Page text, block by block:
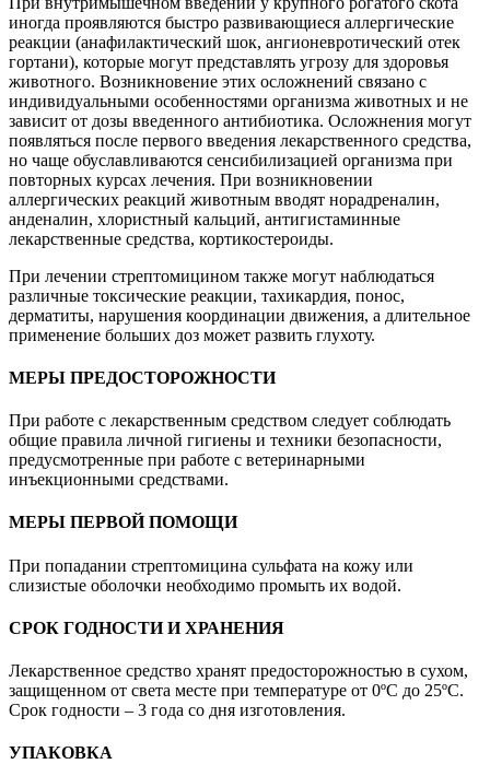
иногда проявляются быстро развивающиеся аллергические
реакции (анафилактический шок, ангионевротический отек
гортани), которые могут представлять угрозу для здоровья
животного. Возникновение этих осложнений связано с
индивидуальными особенностями организма животных и не
зависит от дозы введенного антибиотика. Осложнения могут
появляться после первого введения лекарственного средства,
но чаще обуславливаются сенсибилизацией организма при
повторных курсах лечения. При возникновении
аллергических реакций животным вводят норадреналин,
анденалин, хлористный кальций, антигистаминные
лекарственные средства, кортикостероиды.
При лечении стрептомицином также могут наблюдаться
различные токсические реакции, тахикардия, понос,
дерматиты, нарушения координации движения, а длительное
применение больших доз может развить глухоту.
МЕРЫ ПРЕДОСТОРОЖНОСТИ
При работе с лекарственным средством следует соблюдать
общие правила личной гигиены и техники безопасности,
предусмотренные при работе с ветеринарными
инъекционными средствами.
МЕРЫ ПЕРВОЙ ПОМОЩИ
При попадании стрептомицина сульфата на кожу или
слизистые оболочки необходимо промыть их водой.
СРОК ГОДНОСТИ И ХРАНЕНИЯ
Лекарственное средство хранят предосторожностью в сухом,
защищенном от света месте при температуре от 0ºС до 25ºС.
Срок годности – 3 года со дня изготовления.
УПАКОВКА